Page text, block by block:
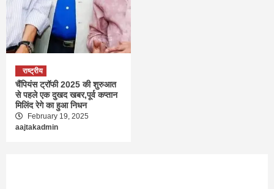
राष्ट्रीय
चैंपियंस ट्रॉफी 2025 की शुरुआत
से पहले एक दुखद खबर,पूर्व कप्तान
मिलिंद रेगे का हुआ निधन
February 19, 2025
aajtakadmin